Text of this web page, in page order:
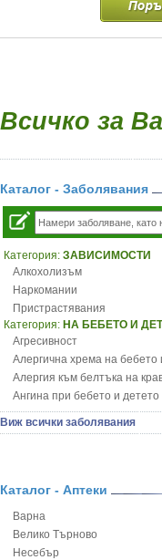
Всичко за
Каталог - Заболявания
Категория: ЗАВИСИМОСТИ
Алкохолизъм
Наркомании
Пристрастявания
Категория: НА БЕБЕТО И
Агресивност
Алергична хрема на бебето
Алергия към белтъка на
Ангина при бебето и детето
Анемия при бебето и детето
Апетит - пълни деца
Бронхиална астма при
Варицела
Висока температура на
Виж всички заболявания
Каталог - Аптеки
Варна
Велико Търново
Несебър